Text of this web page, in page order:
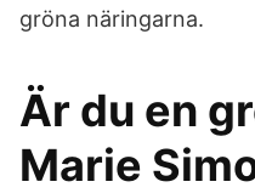
gröna näringarna.
Är du en
Marie